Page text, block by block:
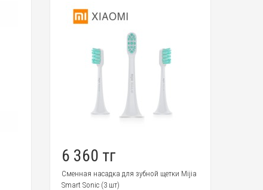
6 360 тг
Сменная насадка для зубной щетки Mijia
Smart Sonic (3 шт)